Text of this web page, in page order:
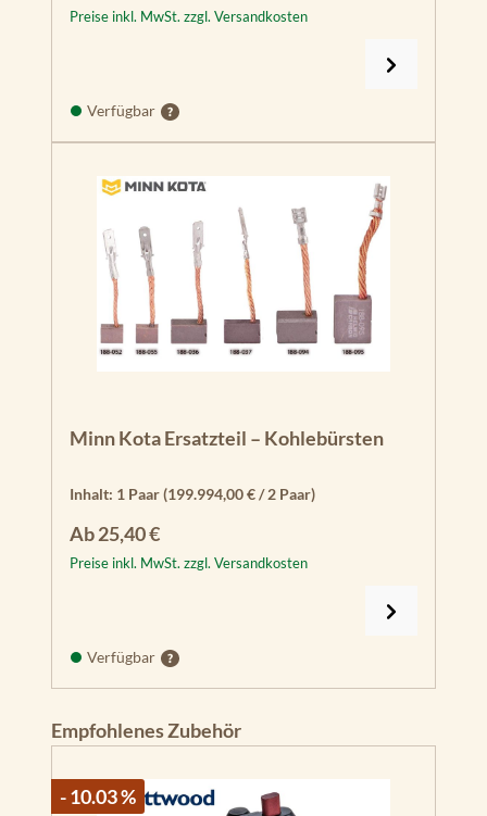
Preise inkl. MwSt. zzgl. Versandkosten
Verfügbar
Minn Kota Ersatzteil – Kohlebürsten
Inhalt: 1 Paar(199.994,00 € / 2 Paar)
Regulärer Preis:
Ab25,40 €
Preise inkl. MwSt. zzgl. Versandkosten
Verfügbar
Produktgalerie überspringen
Empfohlenes Zubehör
- 10.03 %